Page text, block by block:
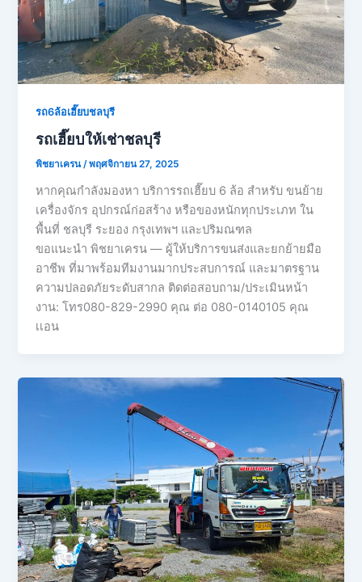
รถ6ล้อเฮี๊ยบชลบุรี
รถเฮี๊ยบให้เช่าชลบุรี
พิชยาเครน/พฤศจิกายน 27, 2025
หากคุณกำลังมองหา บริการรถเฮี๊ยบ 6 ล้อ สำหรับ ขนย้าย
เครื่องจักร อุปกรณ์ก่อสร้าง หรือของหนักทุกประเภท ใน
พื้นที่ ชลบุรี ระยอง กรุงเทพฯ และปริมณฑล
ขอแนะนำ พิชยาเครน — ผู้ให้บริการขนส่งและยกย้ายมือ
อาชีพ ที่มาพร้อมทีมงานมากประสบการณ์ และมาตรฐาน
ความปลอดภัยระดับสากล ติดต่อสอบถาม/ประเมินหน้า
งาน: โทร080-829-2990 คุณ ต่อ 080-0140105 คุณ
เเอน